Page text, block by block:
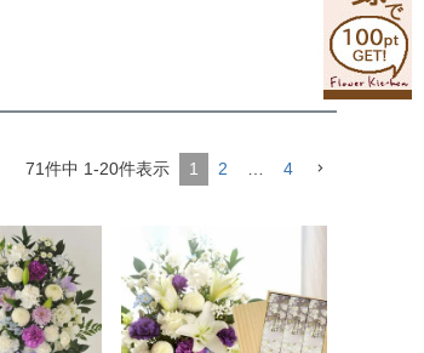
71件中 1-20件表示 1 2 … 4